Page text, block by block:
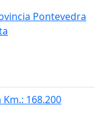
Pontevedra
168.200